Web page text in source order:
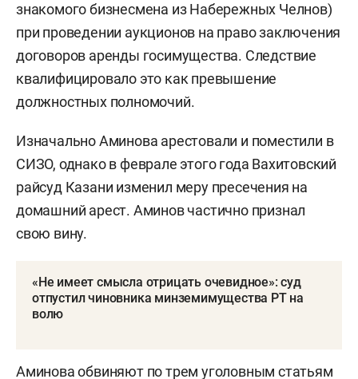
знакомого бизнесмена из Набережных Челнов)
при проведении аукционов на право заключения
договоров аренды госимущества. Следствие
квалифицировало это как превышение
должностных полномочий.
Изначально Аминова арестовали и поместили в
СИЗО, однако в феврале этого года Вахитовский
райсуд Казани изменил меру пресечения на
домашний арест. Аминов частично признал
свою вину.
«Не имеет смысла отрицать очевидное»: суд
отпустил чиновника минземимущества РТ на
волю
Аминова обвиняют по трем уголовным статьям